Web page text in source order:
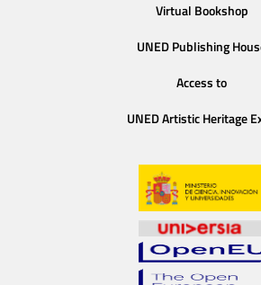
Virtual Bookshop
UNED Publishing
Access to
UNED Artistic Heritage